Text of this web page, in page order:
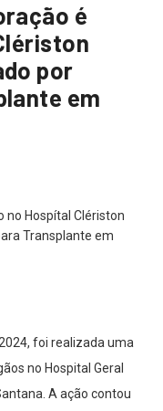
é
por
em
foi realizada uma
no Hospital Geral
A ação contou